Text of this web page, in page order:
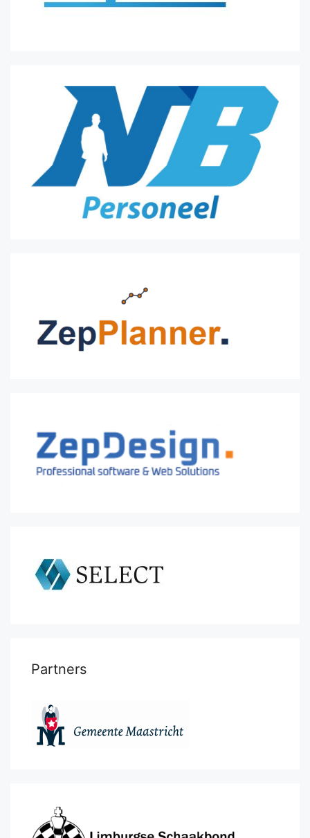
Partners